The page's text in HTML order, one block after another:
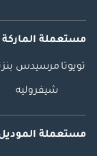
مستعملة
تويوتا مرسيدس بنز
شيفروليه
مستعملة